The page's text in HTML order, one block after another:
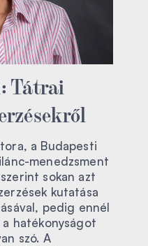
Tátrai
a Budapesti
menedzsment
sokan azt
kutatása
pedig ennél
hatékonyságot
szó. A